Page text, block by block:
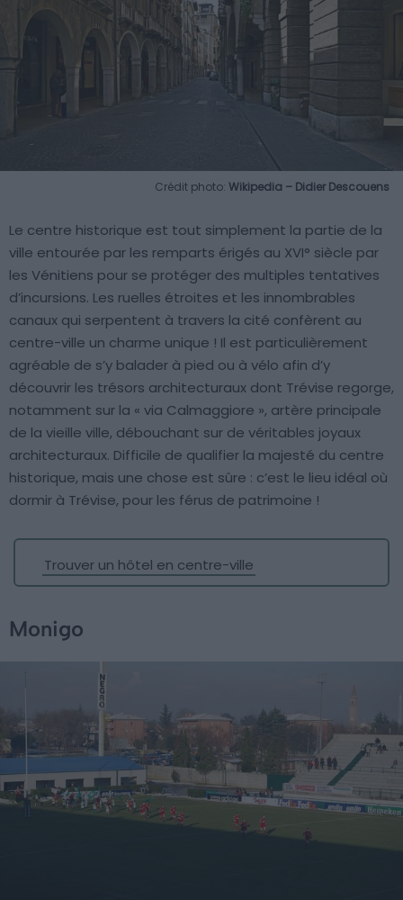
Crédit photo: Wikipedia – Didier Descouens
Le centre historique est tout simplement la partie de la
ville entourée par les remparts érigés au XVI° siècle par
les Vénitiens pour se protéger des multiples tentatives
d’incursions. Les ruelles étroites et les innombrables
canaux qui serpentent à travers la cité confèrent au
centre-ville un charme unique ! Il est particulièrement
agréable de s’y balader à pied ou à vélo afin d’y
découvrir les trésors architecturaux dont Trévise regorge,
notamment sur la « via Calmaggiore », artère principale
de la vieille ville, débouchant sur de véritables joyaux
architecturaux. Difficile de qualifier la majesté du centre
historique, mais une chose est sûre : c’est le lieu idéal où
dormir à Trévise, pour les férus de patrimoine !
Trouver un hôtel en centre-ville
Monigo